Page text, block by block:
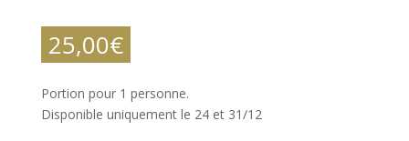
25,00€
Portion pour 1 personne.
Disponible uniquement le 24 et 31/12